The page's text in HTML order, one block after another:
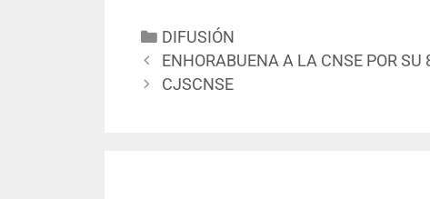
DIFUSIÓN
ENHORABUENA A LA CNSE POR SU
CJSCNSE